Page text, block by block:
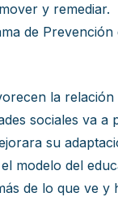
y remediar.
de
la
sociales va
su
modelo del
de lo que ve y